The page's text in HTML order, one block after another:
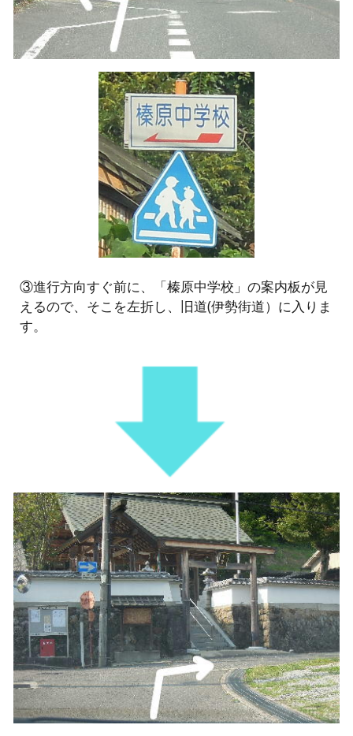
③進行方向すぐ前に、「榛原中学校」の案内板が見
えるので、そこを左折し、旧道(伊勢街道）に入りま
す。